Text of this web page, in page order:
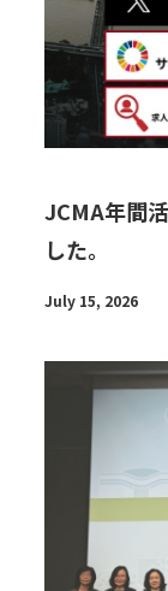
JCMA年間
した。
July 15, 2026